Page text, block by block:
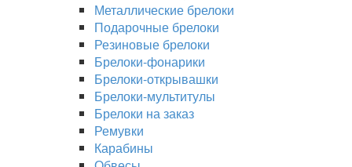
Металлические брелоки
Подарочные брелоки
Резиновые брелоки
Брелоки-фонарики
Брелоки-открывашки
Брелоки-мультитулы
Брелоки на заказ
Ремувки
Карабины